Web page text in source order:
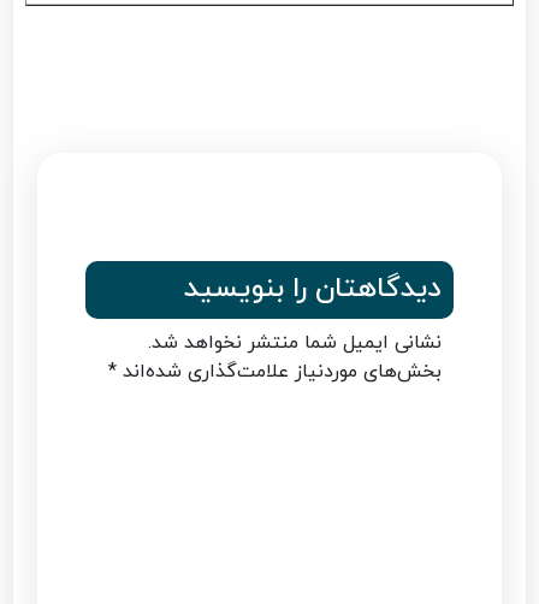
دیدگاهتان را بنویسید
نشانی ایمیل شما منتشر نخواهد شد.
بخش‌های موردنیاز علامت‌گذاری شده‌اند*